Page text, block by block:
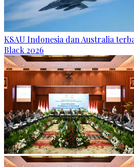
KSAU Indonesia dan Australia
Black 2026